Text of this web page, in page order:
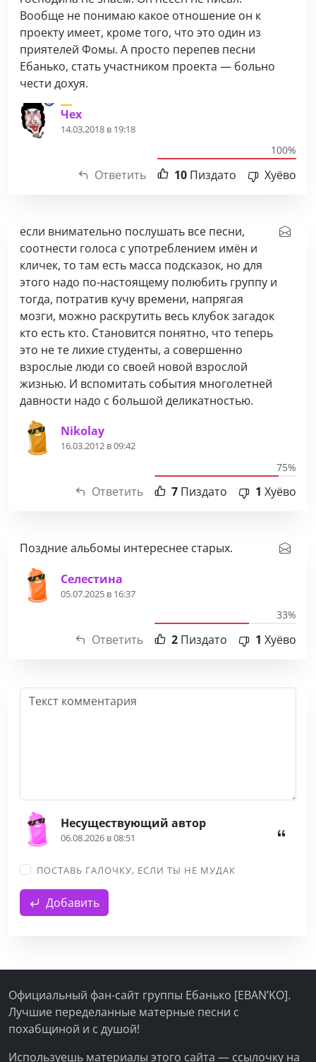
Вообще не понимаю какое отношение он к
проекту имеет, кроме того, что это один из
приятелей Фомы. А просто перепев песни
Ебанько, стать участником проекта — больно
чести дохуя.
Чех
14.03.2018 в 19:18
Ответить
100%
10 Пиздато Хуёво
если внимательно послушать все песни,
соотнести голоса с употреблением имён и
кличек, то там есть масса подсказок, но для
этого надо по-настоящему полюбить группу и
тогда, потратив кучу времени, напрягая
мозги, можно раскрутить весь клубок загадок
кто есть кто. Становится понятно, что теперь
это не те лихие студенты, а совершенно
взрослые люди со своей новой взрослой
жизнью. И вспомитать события многолетней
давности надо с большой деликатностью.
Nikolay
16.03.2012 в 09:42
Ответить
75%
7 Пиздато 1 Хуёво
Поздние альбомы интереснее старых.
Селестина
05.07.2025 в 16:37
Ответить
33%
2 Пиздато 1 Хуёво
Несуществующий автор
06.08.2026 в 08:51
ПОСТАВЬ ГАЛОЧКУ, ЕСЛИ ТЫ НЕ МУДАК
Добавить
Официальный фан-сайт группы Ебанько [EBAN’KO].
Лучшие переделанные матерные песни с
похабщиной и с душой!
Используешь материалы этого сайта — ссылочку на